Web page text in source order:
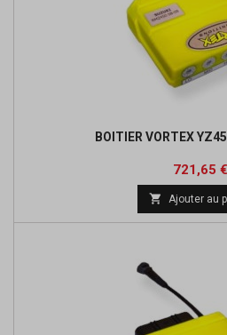
BOITIER VORTEX
Prix
721,65 €
 Ajouter au